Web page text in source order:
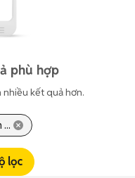
phù hợp
nhiều kết quả hơn.
lọc